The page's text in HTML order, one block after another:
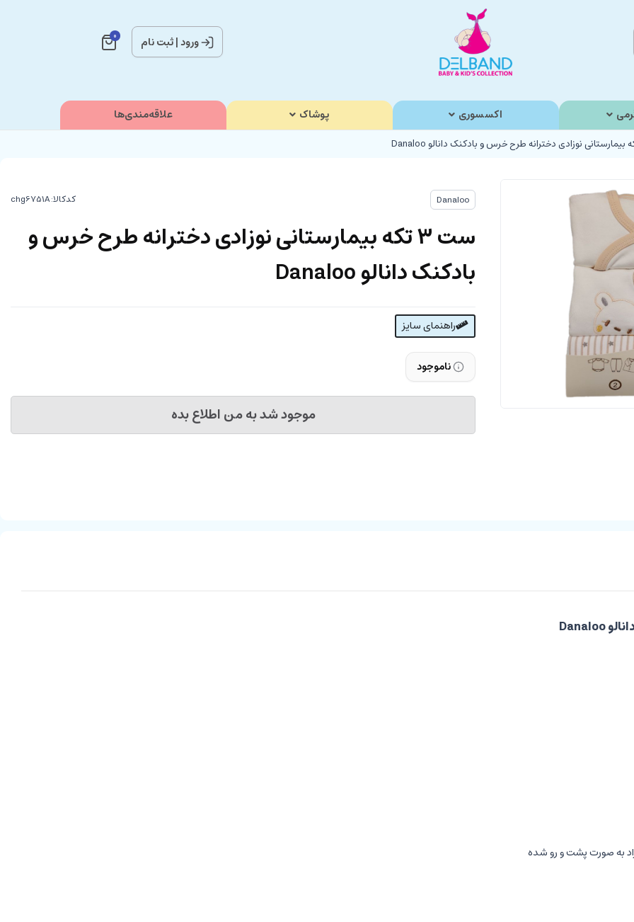
ورود|ثبت نام 0
اکسسوری پوشاک علاقه‌مندی‌ها
Danaloo کدکالا:
ست 3 تکه بیمارستانی نوزادی دخترانه طرح خرس و
بادکنک دانالو Danaloo
راهنمای سایز
ناموجود
موجود شد به من اطلاع بده